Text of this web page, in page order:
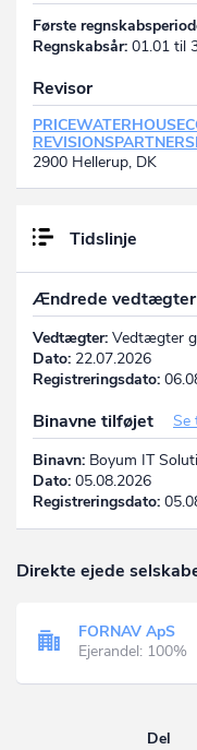
Første
Regnskabsår: 01.01 til
Revisor
2900 Hellerup, DK
Tidslinje
Ændrede vedtægter
Vedtægter: Vedtægter
Dato: 22.07.2026
Registreringsdato:
Binavne tilføjet
Se
Binavn: Boyum IT
Dato: 05.08.2026
Registreringsdato:
Direkte ejede
FORNAV ApS
Ejerandel: 100%
Del